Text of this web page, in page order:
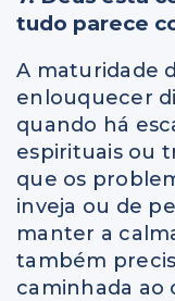
tudo parece
A maturidade
enlouquecer
quando há
espirituais ou
que os
inveja ou de
manter a
também
caminhada ao